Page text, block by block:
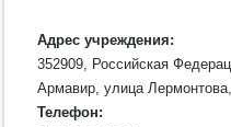
Адрес учреждения:
352909, Российская
Армавир, улица
Телефон: